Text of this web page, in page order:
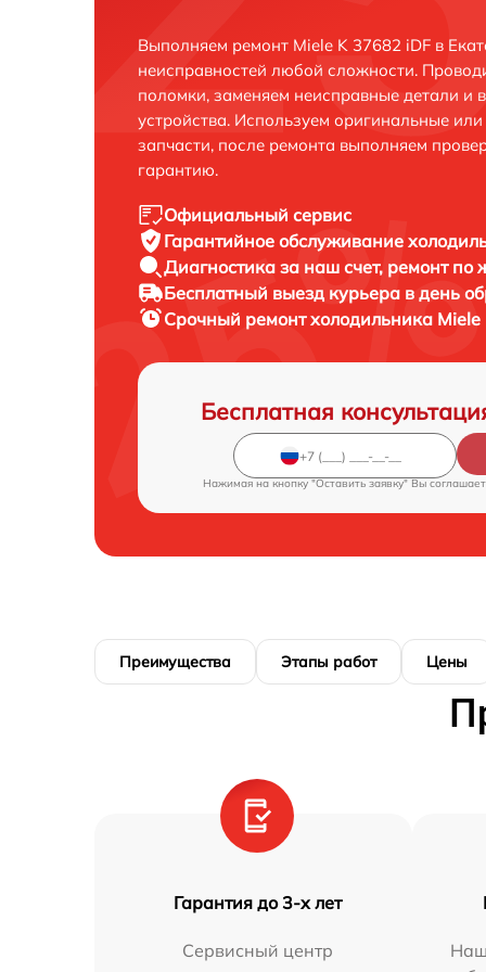
Выполняем ремонт Miele K 37682 iDF в
неисправностей любой сложности.
поломки, заменяем неисправные детали и
устройства. Используем оригинальные
запчасти, после ремонта выполняем
гарантию.
Официальный сервис
Гарантийное обслуживание
Диагностика за наш счет, ремонт по
Бесплатный выезд курьера в день
Срочный ремонтхолодильника Miele
Бесплатная
Нажимая на кнопку "Оставить заявку" Вы
Преимущества Этапы работ Цены
Гарантия до 3-х лет
Сервисный центр
Наш